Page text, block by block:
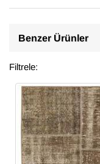
Benzer Ürünler
Filtrele: